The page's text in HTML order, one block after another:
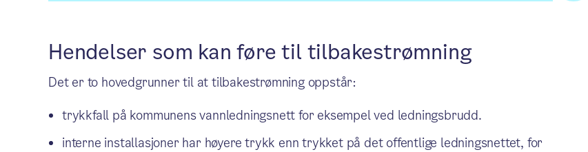
Hendelser som kan føre til tilbakestrømning
Det er to hovedgrunner til at tilbakestrømning oppstår:
trykkfall på kommunens vannledningsnett for eksempel ved ledningsbrudd.
interne installasjoner har høyere trykk enn trykket på det offentlige ledningsnettet, for